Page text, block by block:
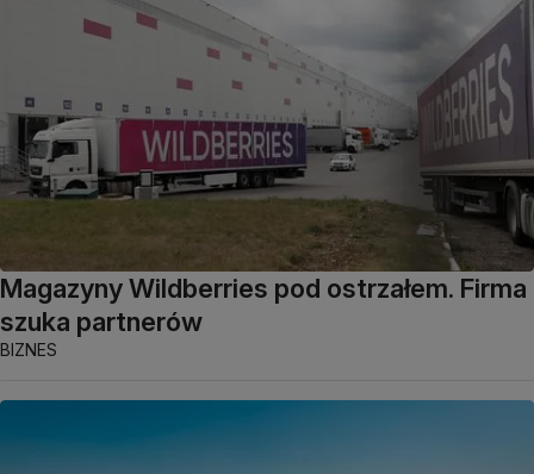
Magazyny Wildberries pod ostrzałem. Firma
szuka partnerów
BIZNES